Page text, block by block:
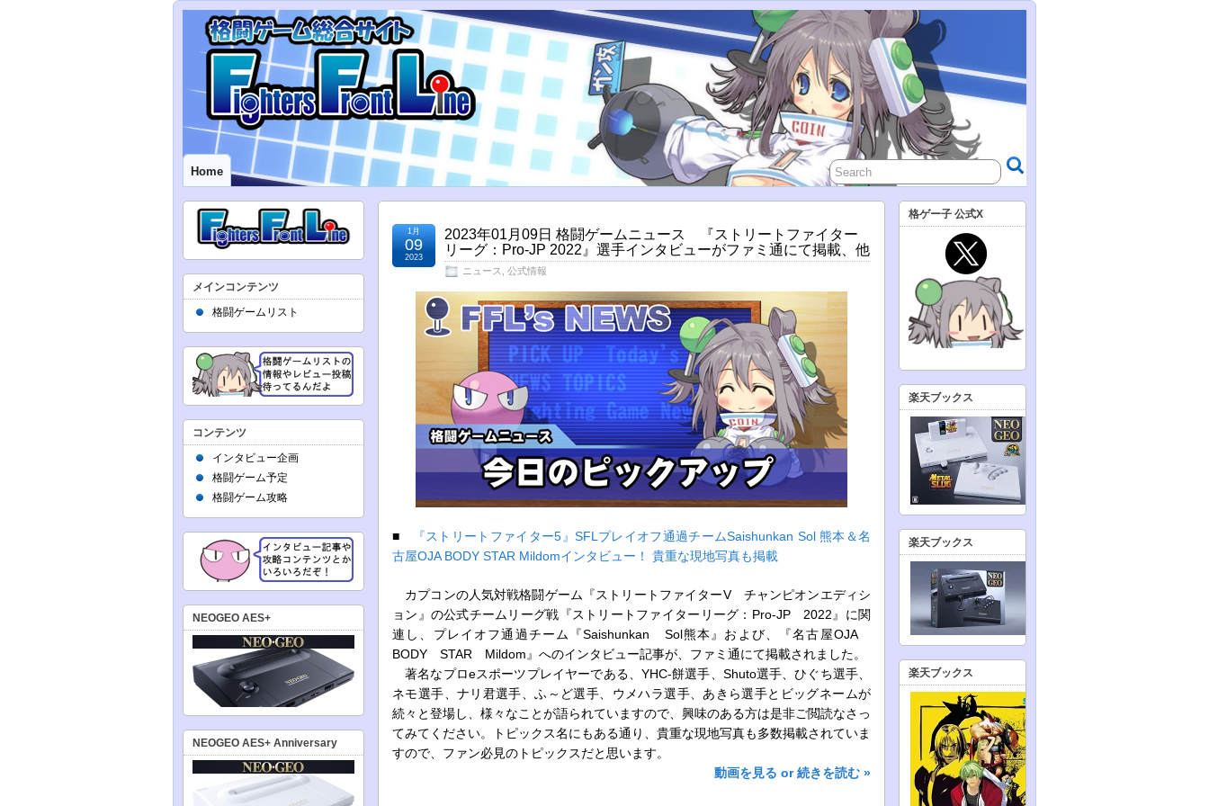
Home
2023年01月09日 格闘ゲームニュース 『ストリートファイター
リーグ：Pro-JP 2022』選手インタビューがファミ通にて掲載、他
ニュース 公式情報
1月
09
2023
■
『ストリートファイター5』SFLプレイオフ通過チームSaishunkan Sol 熊本＆名
古屋OJA BODY STAR Mildomインタビュー！ 貴重な現地写真も掲載
カプコンの人気対戦格闘ゲーム『ストリートファイターV チャンピオンエディシ
ョン』の公式チームリーグ戦『ストリートファイターリーグ：Pro-JP 2022』に関
連し、プレイオフ通過チーム『Saishunkan Sol熊本』および、『名古屋OJA
BODY STAR Mildom』へのインタビュー記事が、ファミ通にて掲載されました。
著名なプロeスポーツプレイヤーである、YHC-餅選手、Shuto選手、ひぐち選手、
ネモ選手、ナリ君選手、ふ～ど選手、ウメハラ選手、あきら選手とビッグネームが
続々と登場し、様々なことが語られていますので、興味のある方は是非ご閲読なさっ
てみてください。トピックス名にもある通り、貴重な現地写真も多数掲載されていま
すので、ファン必見のトピックスだと思います。
動画を見る or 続きを読む »
メインコンテンツ
格闘ゲームリスト
コンテンツ
インタビュー企画
格闘ゲーム予定
格闘ゲーム攻略
NEOGEO AES+
NEOGEO AES+ Anniversary
格ゲー子 公式X
楽天ブックス
楽天ブックス
楽天ブックス